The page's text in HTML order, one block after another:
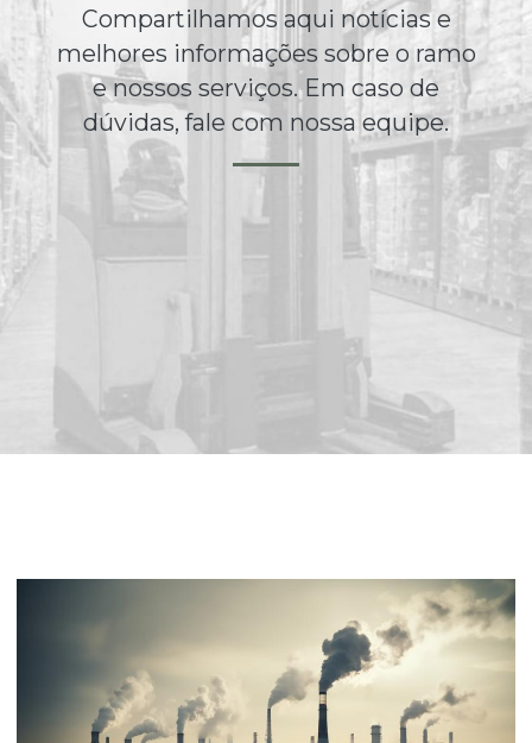
Compartilhamos aqui notícias e
melhores informações sobre o ramo
e nossos serviços. Em caso de
dúvidas, fale com nossa equipe.